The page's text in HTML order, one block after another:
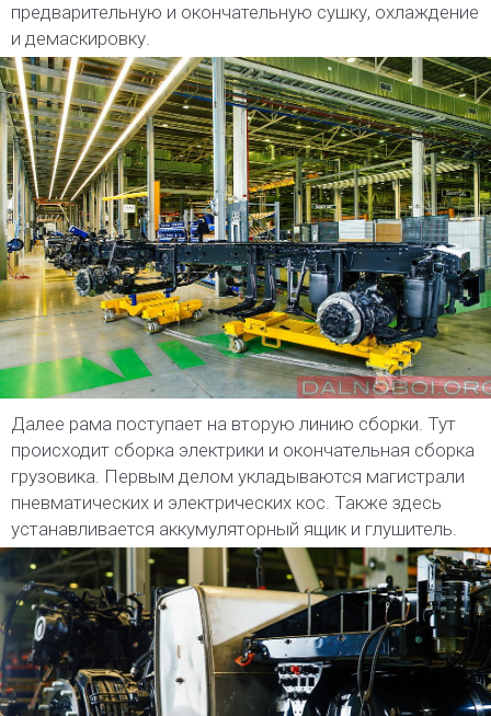
предварительную и окончательную сушку, охлаждение
и демаскировку.
Далее рама поступает на вторую линию сборки. Тут
происходит сборка электрики и окончательная сборка
грузовика. Первым делом укладываются магистрали
пневматических и электрических кос. Также здесь
устанавливается аккумуляторный ящик и глушитель.